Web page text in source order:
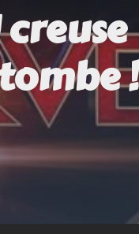
creuse
!